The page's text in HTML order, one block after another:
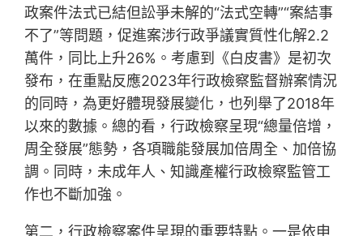
政案件法式已結但訟爭未解的“法式空轉”“案結事
不了”等問題，促進案涉行政爭議實質性化解2.2
萬件，同比上升26%。考慮到《白皮書》是初次
發布，在重點反應2023年行政檢察監督辦案情況
的同時，為更好體現發展變化，也列舉了2018年
以來的數據。總的看，行政檢察呈現“總量倍增，
周全發展”態勢，各項職能發展加倍周全、加倍協
調。同時，未成年人、知識產權行政檢察監管工
作也不斷加強。
第二，行政檢察案件呈現的重要特點。一是依申